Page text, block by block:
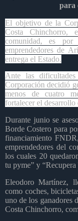
para
El objetivo de la
Costa Chinchorro,
comunidad, es
emprendedores de
entrega el Estado.
Ante las
Corporación decidió
menos de cuatro
fortalecer el
Durante junio se
Borde Costero para
financiamiento
emprendedores del
los cuales 20
tu pyme” y
Eleodoro Martínez,
como coches,
uno de los ganadores
Costa Chinchorro,